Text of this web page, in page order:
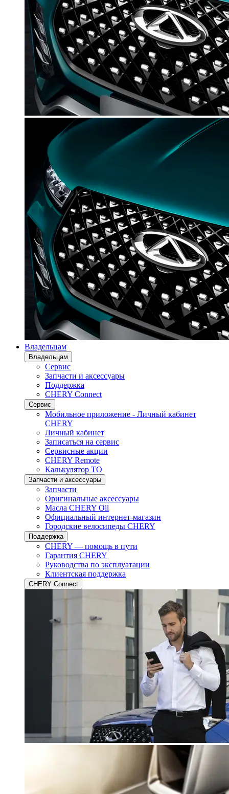
Владельцам
Владельцам
Сервис
Запчасти и аксессуары
Поддержка
CHERY Connect
Сервис
Мобильное приложение - Личный кабинет
CHERY
Личный кабинет
Записаться на сервис
Сервисные акции
CHERY Remote
Калькулятор ТО
Запчасти и аксессуары
Запчасти
Оригинальные аксессуары
Масла CHERY Oil
Официальный интернет-магазин
Городские велосипеды CHERY
Поддержка
CHERY — помощь в пути
Гарантия CHERY
Руководства по эксплуатации
Клиентская поддержка
CHERY Connect